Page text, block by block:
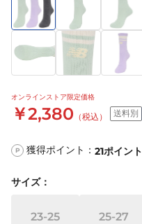
オンラインストア限定価格
￥2,380 （税込） 送料別
P 獲得ポイント： 21ポイント
サイズ：
23-25 25-27